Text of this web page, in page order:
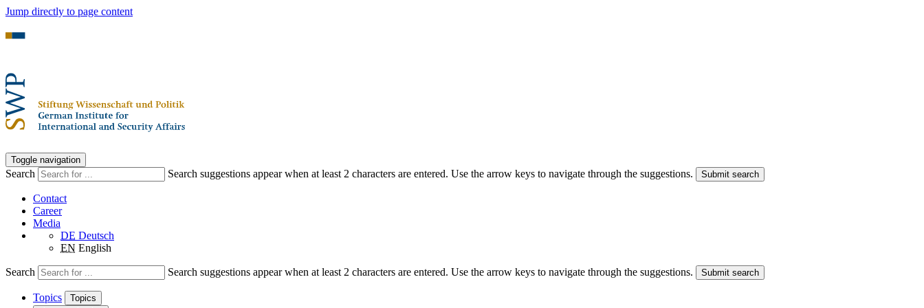
Jump directly to page content
Toggle navigation
Search Search suggestions appear when at least 2 characters are entered. Use the arrow keys to navigate through the suggestions. Submit search
Contact
Career
Media
DE Deutsch
EN English
Search Search suggestions appear when at least 2 characters are entered. Use the arrow keys to navigate through the suggestions. Submit search
Topics
Topics